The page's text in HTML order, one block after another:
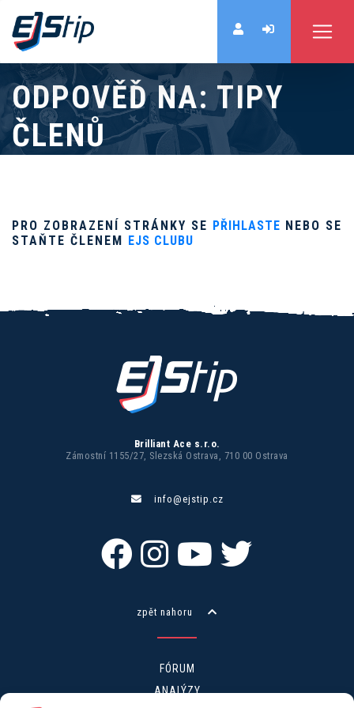
ODPOVĚĎ NA: TIPY
ČLENŮ
PRO ZOBRAZENÍ STRÁNKY SE PŘIHLASTE NEBO SE
STAŇTE ČLENEM EJS CLUBU
Brilliant Ace s.r.o.
Zámostní 1155/27, Slezská Ostrava, 710 00 Ostrava
info@ejstip.cz
zpět nahoru
FÓRUM
ANALÝZY